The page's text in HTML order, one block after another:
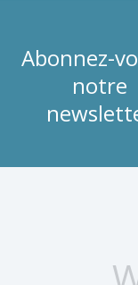
Abonnez-
notre